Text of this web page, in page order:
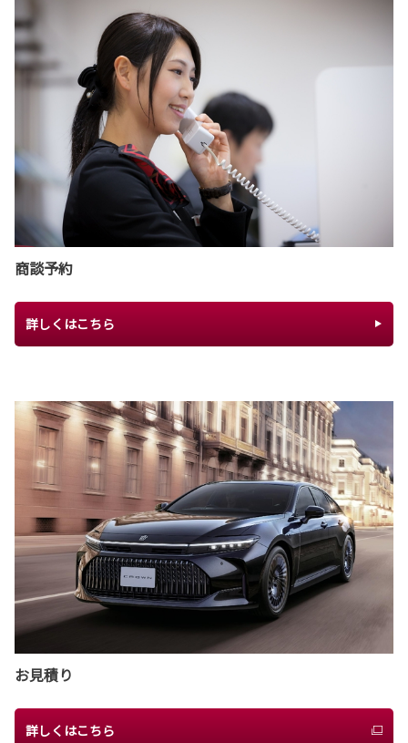
商談予約
詳しくはこちら
お見積り
詳しくはこちら